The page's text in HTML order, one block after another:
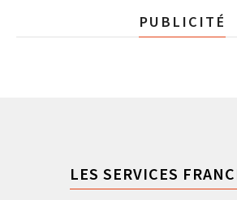
PUBLICITÉ
LES SERVICES